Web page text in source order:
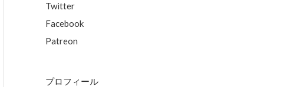
Twitter
Facebook
Patreon
プロフィール